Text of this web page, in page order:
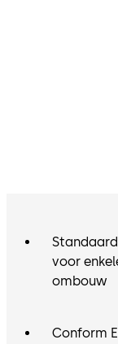
voor
ombouw
Conform